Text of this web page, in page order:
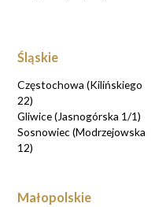
Śląskie
Częstochowa (Kilińskiego
22)
Gliwice (Jasnogórska 1/1)
Sosnowiec (Modrzejowska
12)
Małopolskie